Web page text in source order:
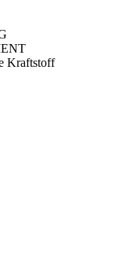
Kraftstoff